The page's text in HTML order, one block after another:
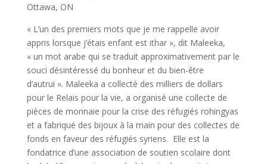
Ottawa, ON
« L’un des premiers mots que je me rappelle avoir
appris lorsque j’étais enfant est ithar », dit Maleeka,
« un mot arabe qui se traduit approximativement par le
souci désintéressé du bonheur et du bien-être
d’autrui ». Maleeka a collecté des milliers de dollars
pour le Relais pour la vie, a organisé une collecte de
pièces de monnaie pour la crise des réfugiés rohingyas
et a fabriqué des bijoux à la main pour des collectes de
fonds en faveur des réfugiés syriens. Elle est la
fondatrice d’une association de soutien scolaire dont